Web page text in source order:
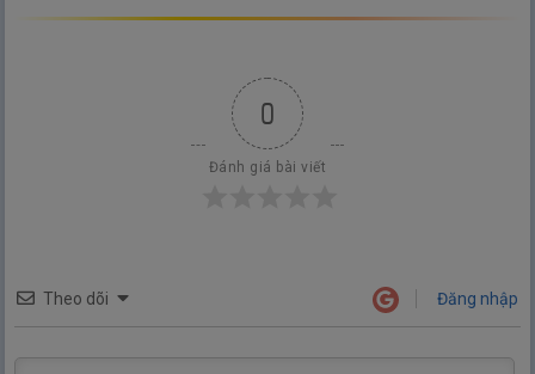
0
Đánh giá bài viết
Theo dõi Đăng nhập